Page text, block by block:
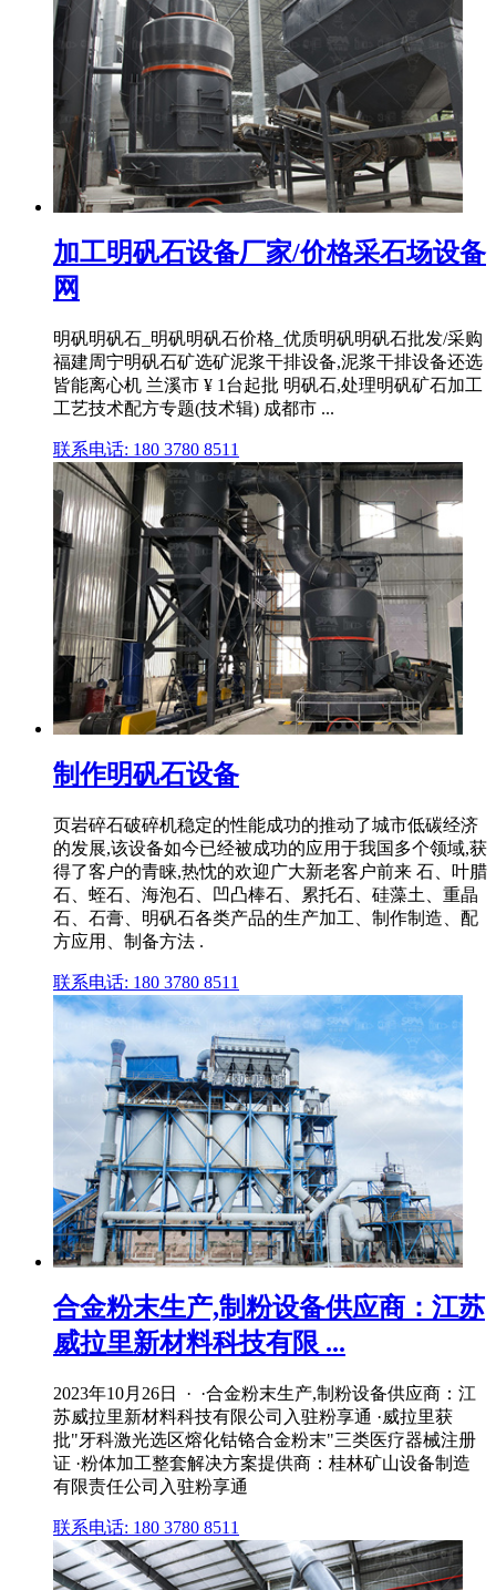
加工明矾石设备厂家/价格采石场设备
网
明矾明矾石_明矾明矾石价格_优质明矾明矾石批发/采购
福建周宁明矾石矿选矿泥浆干排设备,泥浆干排设备还选
皆能离心机 兰溪市 ¥ 1台起批 明矾石,处理明矾矿石加工
工艺技术配方专题(技术辑) 成都市 ...
联系电话: 180 3780 8511
制作明矾石设备
页岩碎石破碎机稳定的性能成功的推动了城市低碳经济
的发展,该设备如今已经被成功的应用于我国多个领域,获
得了客户的青睐,热忱的欢迎广大新老客户前来 石、叶腊
石、蛭石、海泡石、凹凸棒石、累托石、硅藻土、重晶
石、石膏、明矾石各类产品的生产加工、制作制造、配
方应用、制备方法 .
联系电话: 180 3780 8511
合金粉末生产,制粉设备供应商：江苏
威拉里新材料科技有限 ...
2023年10月26日 · ·合金粉末生产,制粉设备供应商：江
苏威拉里新材料科技有限公司入驻粉享通 ·威拉里获
批"牙科激光选区熔化钴铬合金粉末"三类医疗器械注册
证 ·粉体加工整套解决方案提供商：桂林矿山设备制造
有限责任公司入驻粉享通
联系电话: 180 3780 8511